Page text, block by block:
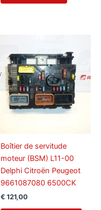
Boîtier de servitude
moteur (BSM) L11-00
Delphi Citroën Peugeot
9661087080 6500CK
€ 121,00